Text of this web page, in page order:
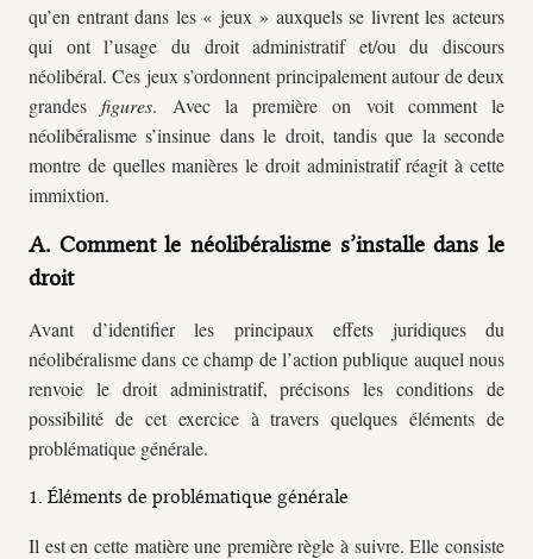
qu’en entrant dans les « jeux » auxquels se livrent les acteurs
qui ont l’usage du droit administratif et/ou du discours
néolibéral. Ces jeux s’ordonnent principalement autour de deux
grandes figures. Avec la première on voit comment le
néolibéralisme s’insinue dans le droit, tandis que la seconde
montre de quelles manières le droit administratif réagit à cette
immixtion.
A. Comment le néolibéralisme s’installe dans le
droit
Avant d’identifier les principaux effets juridiques du
néolibéralisme dans ce champ de l’action publique auquel nous
renvoie le droit administratif, précisons les conditions de
possibilité de cet exercice à travers quelques éléments de
problématique générale.
1. Éléments de problématique générale
Il est en cette matière une première règle à suivre. Elle consiste